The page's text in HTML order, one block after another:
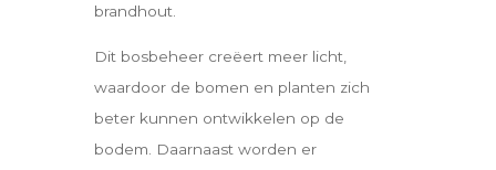
brandhout.
Dit bosbeheer creëert meer licht,
waardoor de bomen en planten zich
beter kunnen ontwikkelen op de
bodem. Daarnaast worden er